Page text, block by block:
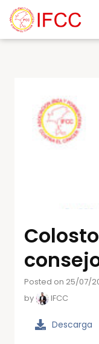
Posted on 25/07/
by
IFCC
Descarga